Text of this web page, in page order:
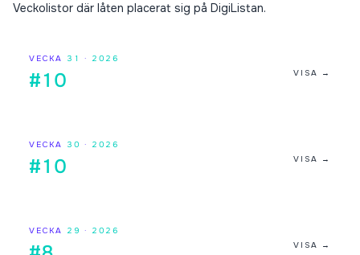
Veckolistor där låten placerat sig på DigiListan.
VECKA 31 · 2026
#10 VISA →
VECKA 30 · 2026
#10 VISA →
VECKA 29 · 2026
VISA →